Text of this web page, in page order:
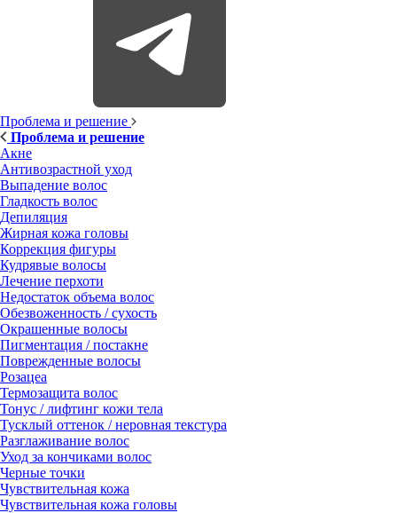
Проблема и решение
Проблема и решение
Акне
Антивозрастной уход
Выпадение волос
Гладкость волос
Депиляция
Жирная кожа головы
Коррекция фигуры
Кудрявые волосы
Лечение перхоти
Недостаток объема волос
Обезвоженность / сухость
Окрашенные волосы
Пигментация / постакне
Поврежденные волосы
Розацеа
Термозащита волос
Тонус / лифтинг кожи тела
Тусклый оттенок / неровная текстура
Разглаживание волос
Уход за кончиками волос
Черные точки
Чувствительная кожа
Чувствительная кожа головы